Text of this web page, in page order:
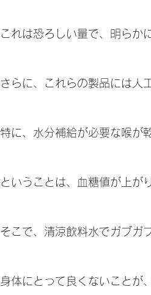
これは恐ろしい量で、明らか
さらに、これらの製品には人
特に、水分補給が必要な喉が
ということは、血糖値が上が
そこで、清涼飲料水でガブガ
身体にとって良くないことが